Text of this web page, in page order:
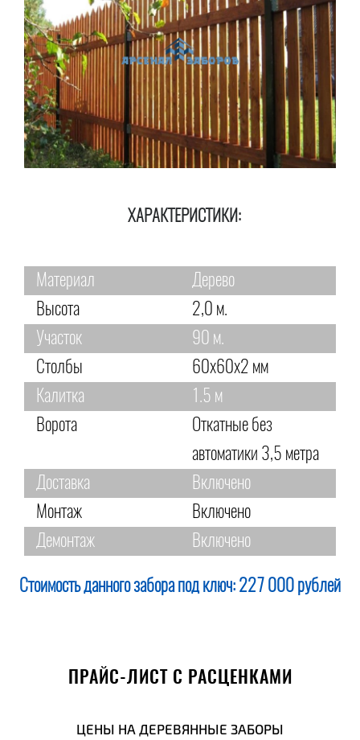
ХАРАКТЕРИСТИКИ:
Материал
Дерево
Высота
2,0 м.
Участок
90 м.
Столбы
60х60х2 мм
Калитка
1.5 м
Ворота
Откатные без
автоматики 3,5 метра
Доставка
Включено
Монтаж
Включено
Демонтаж
Включено
Стоимость данного забора под ключ: 227 000 рублей
ПРАЙС-ЛИСТ С РАСЦЕНКАМИ
ЦЕНЫ НА ДЕРЕВЯННЫЕ ЗАБОРЫ